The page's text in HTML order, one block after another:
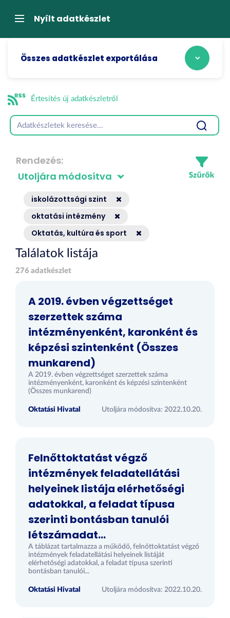
átugrásaNavigációNyílt adatkészlet
Összes adatkészlet exportálása
Értesítés új adatkészletről
Rendezés
iskolázottsági szint
oktatási intézmény
Oktatás, kultúra és sport
Találatok listája
276 adatkészlet
A 2019. évben végzettséget
szerzettek száma
intézményenként, karonként és
képzési szintenként (Összes
munkarend)
A 2019. évben végzettséget szerzettek száma
intézményenként, karonként és képzési szintenként
(Összes munkarend)
Oktatási Hivatal Utoljára módosítva: 2022.10.20.
Felnőttoktatást végző
intézmények feladatellátási
helyeinek listája elérhetőségi
adatokkal, a feladat típusa
szerinti bontásban tanulói
létszámadat...
A táblázat tartalmazza a működő, felnőttoktatást végző
intézmények feladatellátási helyeinek listáját
elérhetőségi adatokkal, a feladat típusa szerinti
bontásban tanulói...
Oktatási Hivatal Utoljára módosítva: 2022.10.20.